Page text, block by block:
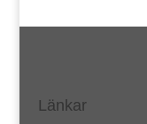
Länkar